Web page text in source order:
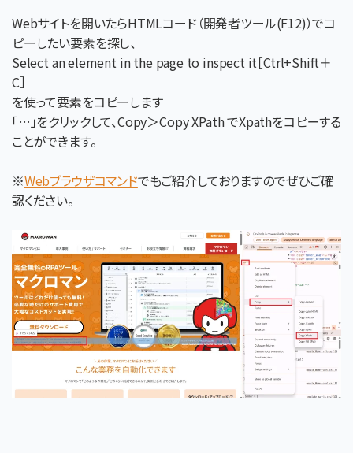
Webサイトを開いたらHTMLコード（開発者ツール(F12)）でコ
ピーしたい要素を探し、
Select an element in the page to inspect it［Ctrl+Shift＋
C］
を使って要素をコピーします
「…」をクリックして、Copy＞Copy XPath でXpathをコピーする
ことができます。
※Webブラウザコマンドでもご紹介しておりますのでぜひご確
認ください。